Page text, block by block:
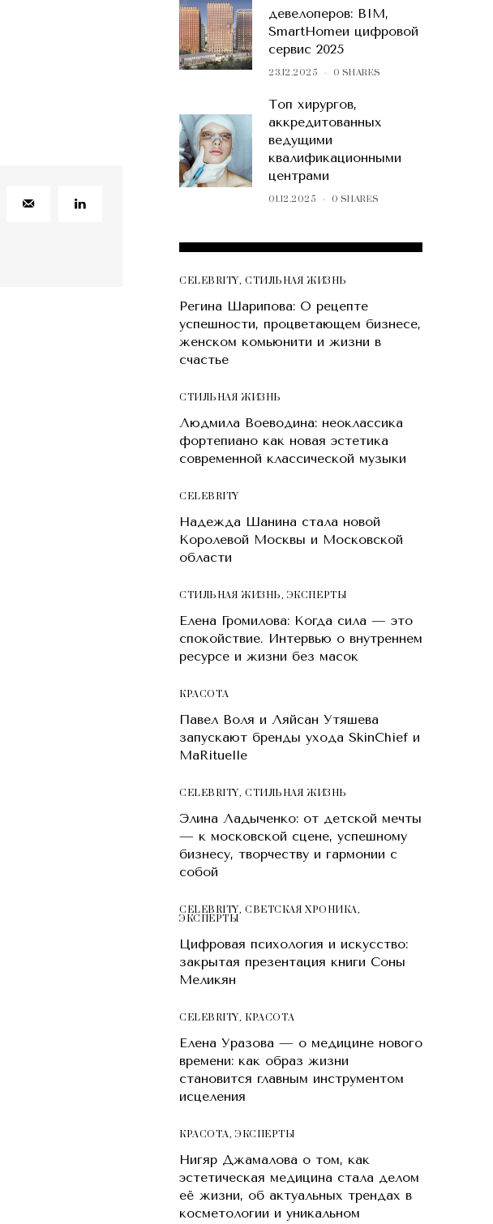
девелоперов: BIM,
SmartHomeи цифровой
сервис 2025
23.12.2025 0 SHARES
Топ хирургов,
аккредитованных
ведущими
квалификационными
центрами
01.12.2025 0 SHARES
CELEBRITY,СТИЛЬНАЯ ЖИЗНЬ
Регина Шарипова: О рецепте
успешности, процветающем бизнесе,
женском комьюнити и жизни в
счастье
СТИЛЬНАЯ ЖИЗНЬ
Людмила Воеводина: неоклассика
фортепиано как новая эстетика
современной классической музыки
CELEBRITY
Надежда Шанина стала новой
Королевой Москвы и Московской
области
СТИЛЬНАЯ ЖИЗНЬ, ЭКСПЕРТЫ
Елена Громилова: Когда сила — это
спокойствие. Интервью о внутреннем
ресурсе и жизни без масок
КРАСОТA
Павел Воля и Ляйсан Утяшева
запускают бренды ухода SkinChief и
MaRituelle
CELEBRITY,СТИЛЬНАЯ ЖИЗНЬ
Элина Ладыченко: от детской мечты
— к московской сцене, успешному
бизнесу, творчеству и гармонии с
собой
CELEBRITY,СВЕТСКАЯ ХРОНИКА,
ЭКСПЕРТЫ
Цифровая психология и искусство:
закрытая презентация книги Соны
Меликян
CELEBRITY, КРАСОТA
Елена Уразова — о медицине нового
времени: как образ жизни
становится главным инструментом
исцеления
КРАСОТA, ЭКСПЕРТЫ
Нигяр Джамалова о том, как
эстетическая медицина стала делом
её жизни, об актуальных трендах в
косметологии и уникальном